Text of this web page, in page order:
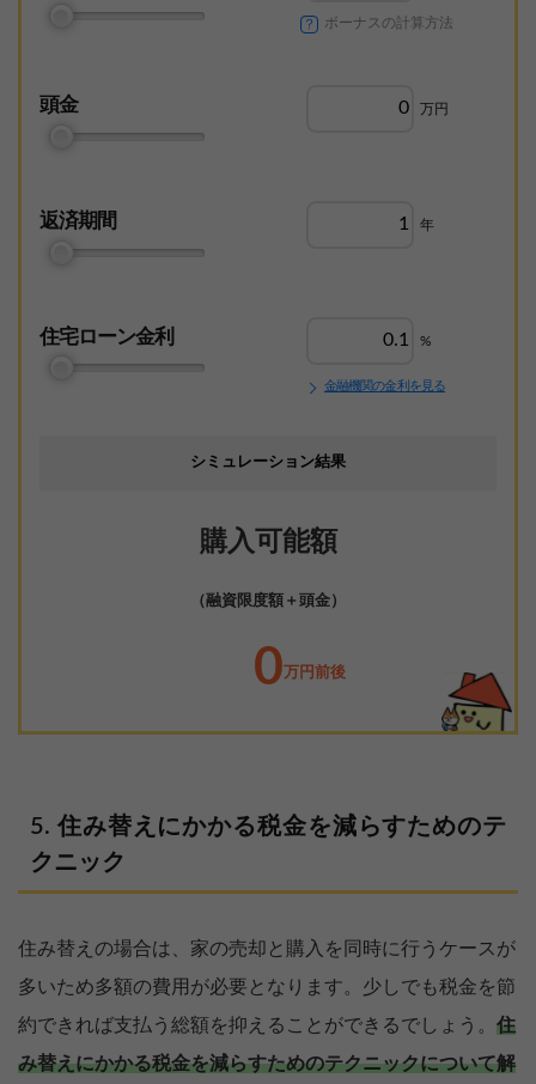
ボーナスの計算方法
頭金 万円
返済期間 年
住宅ローン金利 %
金融機関の金利を見る
シミュレーション結果
購入可能額
（融資限度額＋頭金）
0 万円前後
住み替えにかかる税金を減らすためのテ
クニック
住み替えの場合は、家の売却と購入を同時に行うケースが
多いため多額の費用が必要となります。少しでも税金を節
約できれば支払う総額を抑えることができるでしょう。 住
み替えにかかる税金を減らすためのテクニックについて解